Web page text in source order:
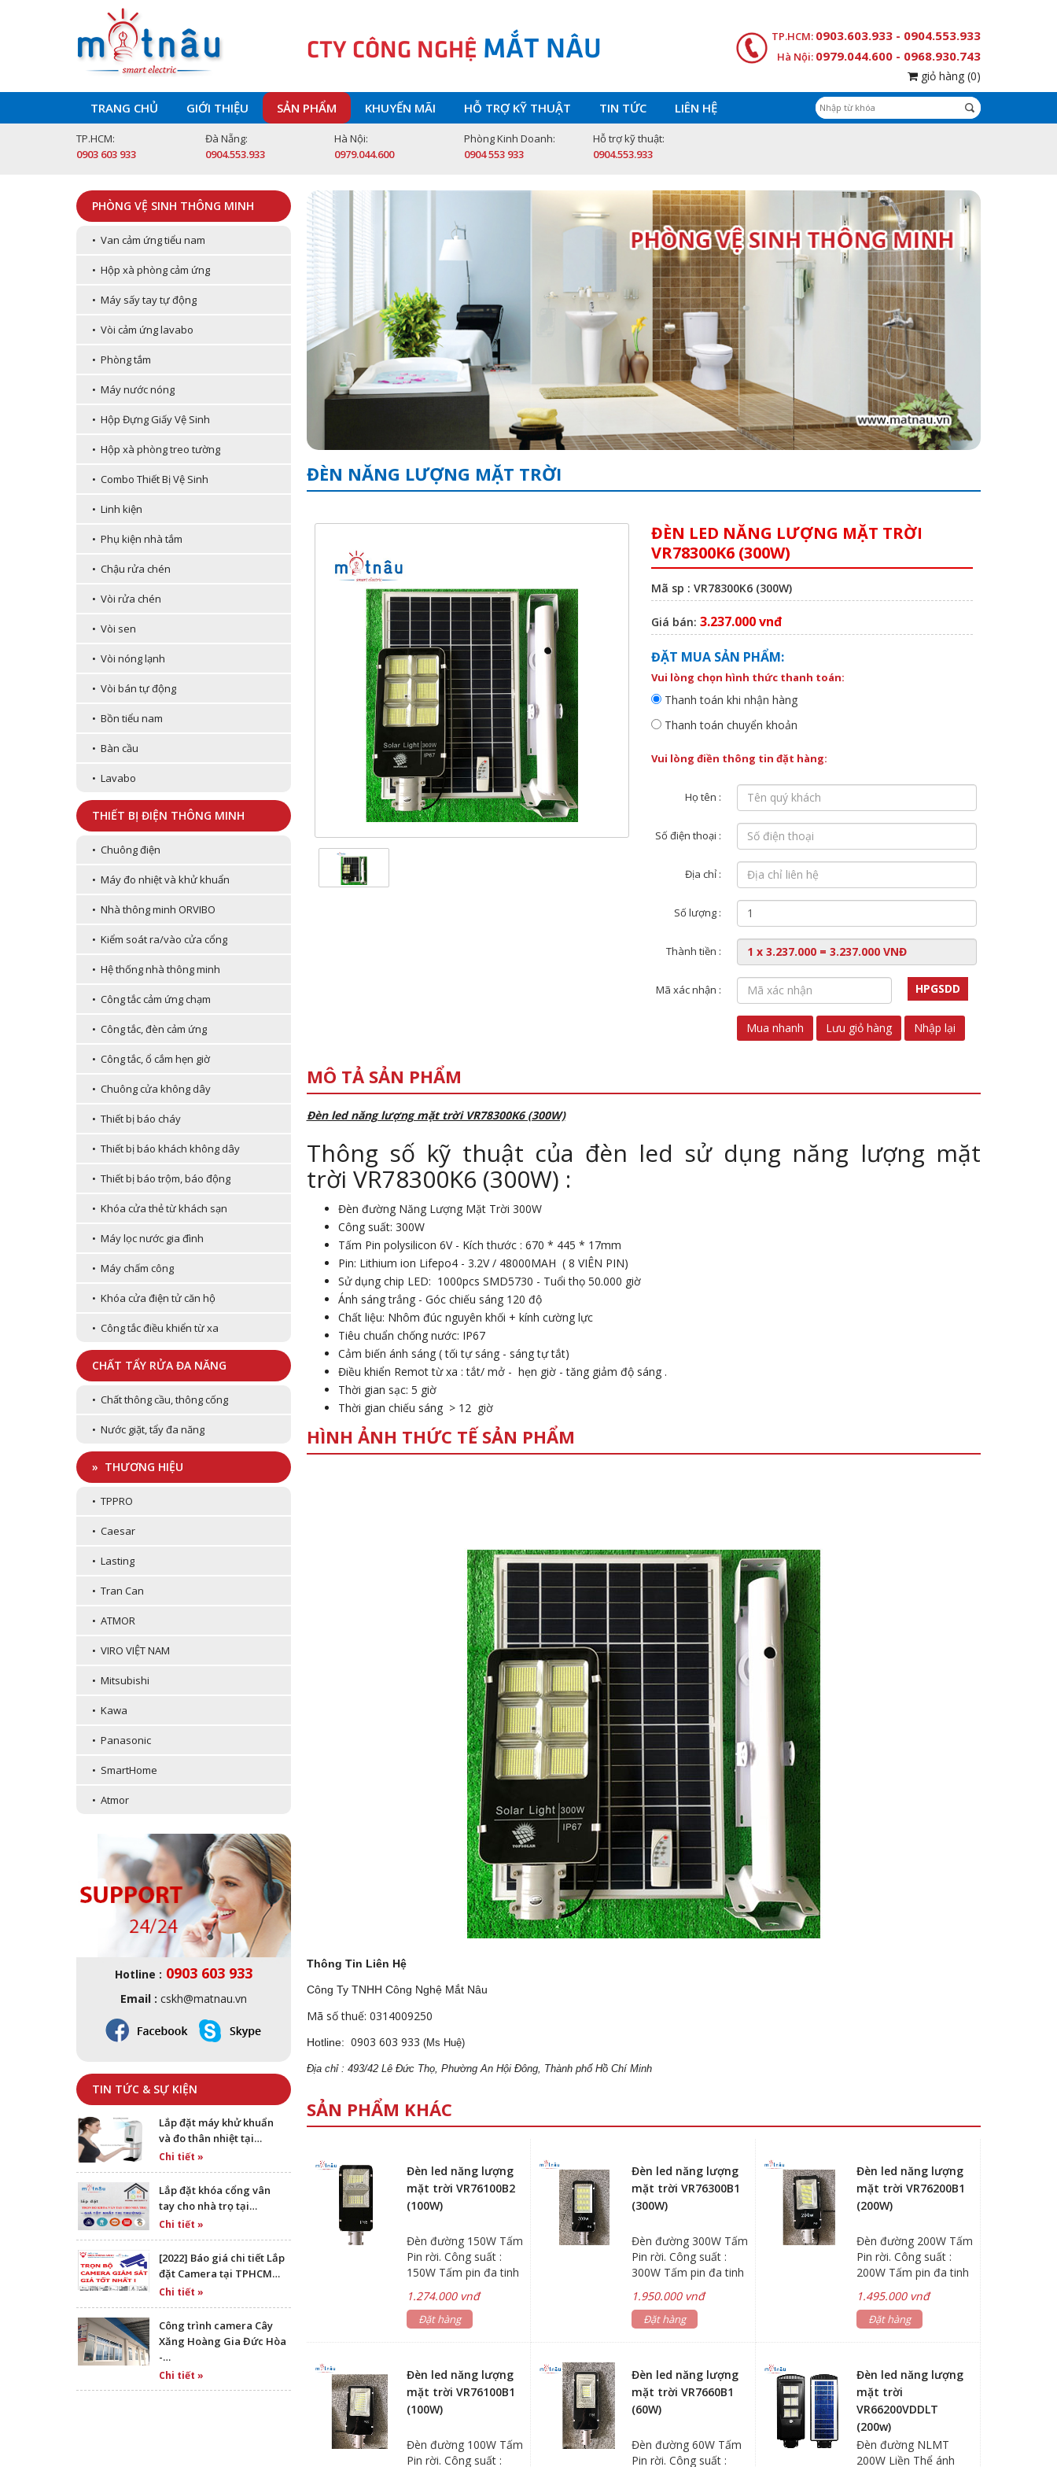
CTY CÔNG NGHỆ MẮT NÂU TP.HCM: 0903.603.933 - 0904.553.933
Hà Nội: 0979.044.600 - 0968.930.743
giỏ hàng (0)
TRANG CHỦ GIỚI THIỆU SẢN PHẨM KHUYẾN MÃI HỖ TRỢ KỸ THUẬT TIN TỨC LIÊN HỆ
TP.HCM:
0903 603 933
Đà Nẵng:
0904.553.933
Hà Nội:
0979.044.600
Phòng Kinh Doanh:
0904 553 933
Hỗ trợ kỹ thuật:
0904.553.933
PHÒNG VỆ SINH THÔNG MINH
• Van cảm ứng tiểu nam
• Hộp xà phòng cảm ứng
• Máy sấy tay tự động
• Vòi cảm ứng lavabo
• Phòng tắm
• Máy nước nóng
• Hộp Đựng Giấy Vệ Sinh
• Hộp xà phòng treo tường
• Combo Thiết Bị Vệ Sinh
• Linh kiện
• Phụ kiện nhà tắm
• Chậu rửa chén
• Vòi rửa chén
• Vòi sen
• Vòi nóng lạnh
• Vòi bán tự động
• Bồn tiểu nam
• Bàn cầu
• Lavabo
THIẾT BỊ ĐIỆN THÔNG MINH
• Chuông điện
• Máy đo nhiệt và khử khuẩn
• Nhà thông minh ORVIBO
• Kiểm soát ra/vào cửa cổng
• Hệ thống nhà thông minh
• Công tắc cảm ứng chạm
• Công tắc, đèn cảm ứng
• Công tắc, ổ cắm hẹn giờ
• Chuông cửa không dây
• Thiết bị báo cháy
• Thiết bị báo khách không dây
• Thiết bị báo trộm, báo động
• Khóa cửa thẻ từ khách sạn
• Máy lọc nước gia đình
• Máy chấm công
• Khóa cửa điện tử căn hộ
• Công tắc điều khiển từ xa
CHẤT TẨY RỬA ĐA NĂNG
• Chất thông cầu, thông cống
• Nước giặt, tẩy đa năng
» THƯƠNG HIỆU
• TPPRO
• Caesar
• Lasting
• Tran Can
• ATMOR
• VIRO VIỆT NAM
• Mitsubishi
• Kawa
• Panasonic
• SmartHome
• Atmor
Hotline : 0903 603 933
Email : cskh@matnau.vn
TIN TỨC & SỰ KIỆN
Lắp đặt máy khử khuẩn
và đo thân nhiệt tại…
Chi tiết »
Lắp đặt khóa cổng vân
tay cho nhà trọ tại…
Chi tiết »
[2022] Báo giá chi tiết Lắp
đặt Camera tại TPHCM…
Chi tiết »
Công trình camera Cây
Xăng Hoàng Gia Đức Hòa
-…
Chi tiết »
ĐÈN NĂNG LƯỢNG MẶT TRỜI
ĐÈN LED NĂNG LƯỢNG MẶT TRỜI
VR78300K6 (300W)
Mã sp : VR78300K6 (300W)
Giá bán:3.237.000 vnđ
ĐẶT MUA SẢN PHẨM:
Vui lòng chọn hình thức thanh toán:
Thanh toán khi nhận hàng
Thanh toán chuyển khoản
Vui lòng điền thông tin đặt hàng:
Họ tên :
Số điện thoại :
Địa chỉ :
Số lượng :
Thành tiền :
Mã xác nhận : HPGSDD
Mua nhanh Lưu giỏ hàng Nhập lại
MÔ TẢ SẢN PHẨM
Đèn led năng lượng mặt trời VR78300K6 (300W)
Thông số kỹ thuật của đèn led sử dụng năng lượng mặt
trời VR78300K6 (300W) :
Đèn đường Năng Lượng Mặt Trời 300W
Công suất: 300W
Tấm Pin polysilicon 6V - Kích thước : 670 * 445 * 17mm
Pin: Lithium ion Lifepo4 - 3.2V / 48000MAH ( 8 VIÊN PIN)
Sử dụng chip LED: 1000pcs SMD5730 - Tuổi thọ 50.000 giờ
Ánh sáng trắng - Góc chiếu sáng 120 độ
Chất liệu: Nhôm đúc nguyên khối + kính cường lực
Tiêu chuẩn chống nước: IP67
Cảm biến ánh sáng ( tối tự sáng - sáng tự tắt)
Điều khiển Remot từ xa : tắt/ mở - hẹn giờ - tăng giảm độ sáng .
Thời gian sạc: 5 giờ
Thời gian chiếu sáng > 12 giờ
HÌNH ẢNH THỨC TẾ SẢN PHẨM
Thông Tin Liên Hệ
Công Ty TNHH Công Nghệ Mắt Nâu
Mã số thuế: 0314009250
Hotline: 0903 603 933 (Ms Huệ)
Địa chỉ : 493/42 Lê Đức Thọ, Phường An Hội Đông, Thành phố Hồ Chí Minh
SẢN PHẨM KHÁC
Đèn led năng lượng
mặt trời VR76100B2
(100W)
Đèn đường 150W Tấm
Pin rời. Công suất :
150W Tấm pin đa tinh
: 460 x 350mm. Dung
lượng pin :
495 x 210mm Chế độ
chiếu sáng : Tự động
cảm ứng ánh sáng +
Chống thấp nước : IP65
Thời gian sạc : 5h-8h
1.274.000 vnđ
Đặt hàng
Đèn led năng lượng
mặt trời VR76300B1
(300W)
Đèn đường 300W Tấm
Pin rời. Công suất :
300W Tấm pin đa tinh
: 635 x 350mm. Dung
lượng pin :
495 x 210mm Chế độ
chiếu sáng : Tự động
cảm ứng ánh sáng +
Chống thấp nước : IP65
Thời gian sạc : 5h-8h
1.950.000 vnđ
Đặt hàng
Đèn led năng lượng
mặt trời VR76200B1
(200W)
Đèn đường 200W Tấm
Pin rời. Công suất :
200W Tấm pin đa tinh
: 580 x 350mm. Dung
lượng pin :
495 x 210mm Chế độ
chiếu sáng : Tự động
cảm ứng ánh sáng +
Điều khiển Remote
Chống thấp nước : IP65
Thời gian sạc : 5h-8h
1.495.000 vnđ
Đặt hàng
Đèn led năng lượng
mặt trời VR76100B1
(100W)
Đèn đường 100W Tấm
Pin rời. Công suất :
Đèn led năng lượng
mặt trời VR7660B1
(60W)
Đèn đường 60W Tấm
Pin rời. Công suất :
Đèn led năng lượng
mặt trời
VR66200VDDLT
(200w)
Đèn đường NLMT
200W Liền Thể ánh